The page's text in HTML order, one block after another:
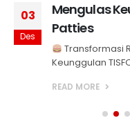
03
Des
Mengulas
Patties
Transformasi
Keunggulan
READ MORE